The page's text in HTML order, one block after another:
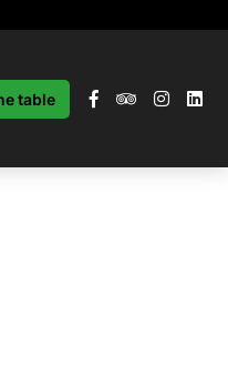
table